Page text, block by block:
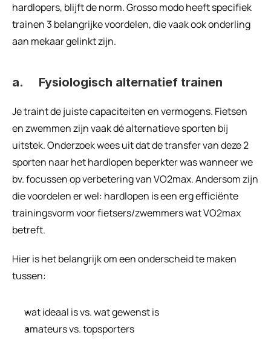
hardlopers, blijft de norm. Grosso modo heeft specifiek
trainen 3 belangrijke voordelen, die vaak ook onderling
aan mekaar gelinkt zijn.
a.     Fysiologisch alternatief trainen
Je traint de juiste capaciteiten en vermogens. Fietsen
en zwemmen zijn vaak dé alternatieve sporten bij
uitstek. Onderzoek wees uit dat de transfer van deze 2
sporten naar het hardlopen beperkter was wanneer we
bv. focussen op verbetering van VO2max. Andersom zijn
die voordelen er wel: hardlopen is een erg efficiënte
trainingsvorm voor fietsers/zwemmers wat VO2max
betreft.
Hier is het belangrijk om een onderscheid te maken
tussen:
wat ideaal is vs. wat gewenst is
amateurs vs. topsporters